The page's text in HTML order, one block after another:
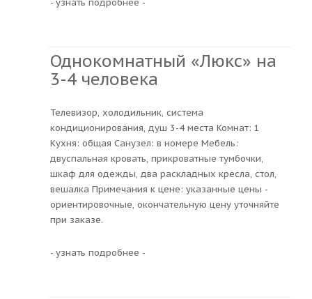
Однокомнатный «Люкс» на
3-4 человека
Телевизор, холодильник, система
кондиционирования, душ 3-4 места Комнат: 1
Кухня: общая Санузел: в номере Мебель:
двуспальная кровать, прикроватные тумбочки,
шкаф для одежды, два раскладных кресла, стол,
вешалка Примечания к цене: указанные цены -
ориентировочные, окончательную цену уточняйте
при заказе.
- узнать подробнее -